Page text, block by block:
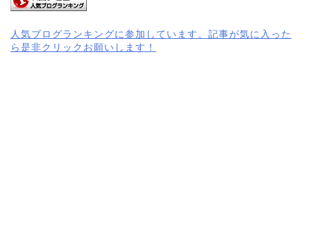
人気ブログランキングに参加しています。記事が気に入った
ら是非クリックお願いします！